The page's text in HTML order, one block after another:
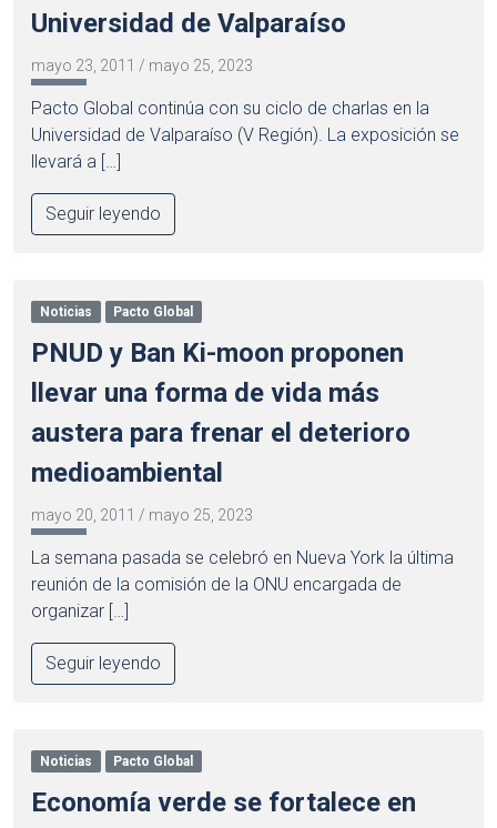
Universidad de Valparaíso
mayo 23, 2011 / mayo 25, 2023
Pacto Global continúa con su ciclo de charlas en la
Universidad de Valparaíso (V Región). La exposición se
llevará a […]
Seguir leyendo
Noticias Pacto Global
PNUD y Ban Ki-moon proponen
llevar una forma de vida más
austera para frenar el deterioro
medioambiental
mayo 20, 2011 / mayo 25, 2023
La semana pasada se celebró en Nueva York la última
reunión de la comisión de la ONU encargada de
organizar […]
Seguir leyendo
Noticias Pacto Global
Economía verde se fortalece en